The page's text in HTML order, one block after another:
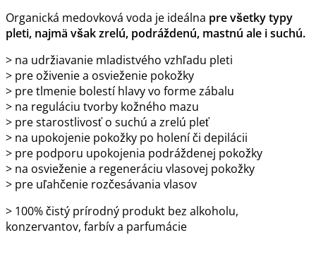
Organická medovková voda je ideálna pre všetky typy
pleti, najmä však zrelú, podráždenú, mastnú ale i suchú.
> na udržiavanie mladistvého vzhľadu pleti
> pre oživenie a osvieženie pokožky
> pre tlmenie bolestí hlavy vo forme zábalu
> na reguláciu tvorby kožného mazu
> pre starostlivosť o suchú a zrelú pleť
> na upokojenie pokožky po holení či depilácii
> pre podporu upokojenia podráždenej pokožky
> na osvieženie a regeneráciu vlasovej pokožky
> pre uľahčenie rozčesávania vlasov
> 100% čistý prírodný produkt bez alkoholu,
konzervantov, farbív a parfumácie